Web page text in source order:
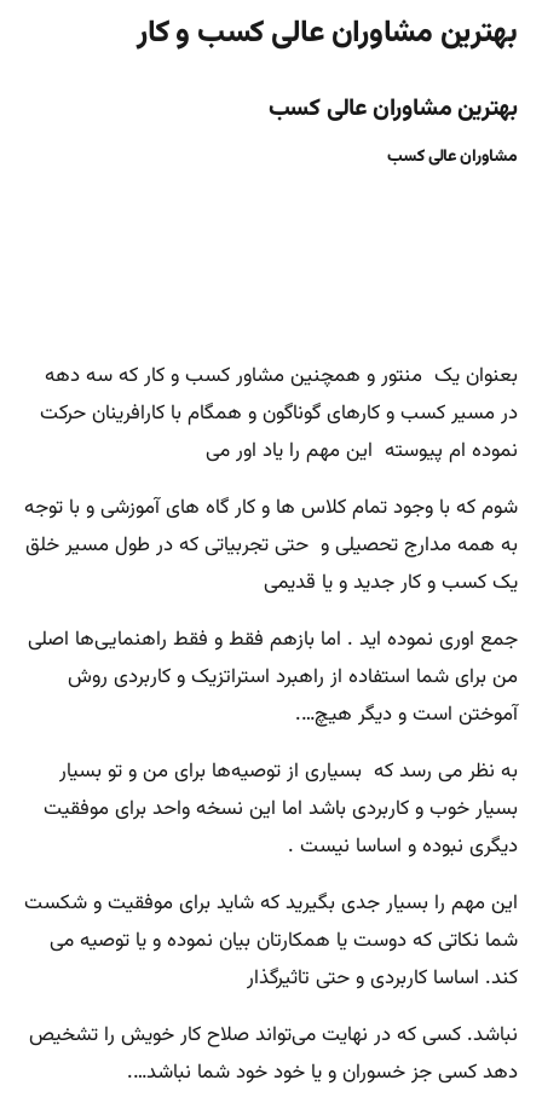
بهترین مشاوران عالی کسب و کار
بهترین مشاوران عالی کسب
مشاوران عالی کسب
بعنوان یک منتور و همچنین مشاور کسب و کار که سه دهه
در مسیر کسب و کارهای گوناگون و همگام با کارافرینان حرکت
نموده ام پیوسته این مهم را یاد اور می
شوم که با وجود تمام کلاس ها و کار گاه های آموزشی و با توجه
به همه مدارج تحصیلی و حتی تجربیاتی که در طول مسیر خلق
یک کسب و کار جدید و یا قدیمی
جمع اوری نموده اید . اما بازهم فقط و فقط راهنمایی‌ها اصلی
من برای شما استفاده از راهبرد استراتزیک و کاربردی روش
آموختن است و دیگر هیچ….
به نظر می رسد که بسیاری از توصیه‌ها برای من و تو بسیار
بسیار خوب و کاربردی باشد اما این نسخه واحد برای موفقیت
دیگری نبوده و اساسا نیست .
این مهم را بسیار جدی بگیرید که شاید برای موفقیت و شکست
شما نکاتی که دوست یا همکارتان بیان نموده و یا توصیه می
کند. اساسا کاربردی و حتی تاثیرگذار
نباشد. کسی که در نهایت می‌تواند صلاح کار خویش را تشخیص
دهد کسی جز خسوران و یا خود خود شما نباشد….